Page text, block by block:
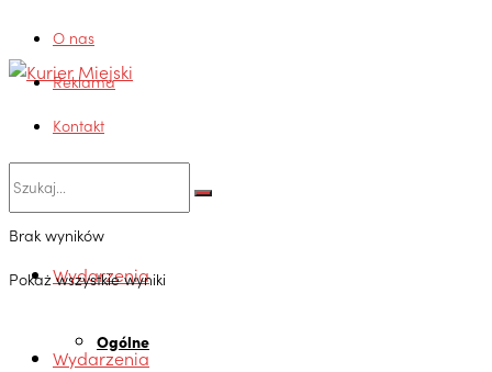
O nas
Reklama
Kontakt
Brak wyników
Pokaż wszystkie wyniki
Wydarzenia
Ogólne
Wydarzenia